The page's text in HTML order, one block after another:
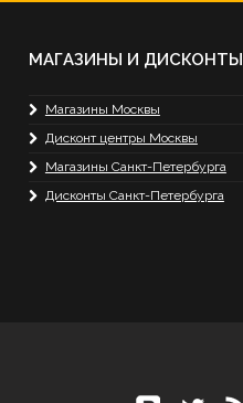
МАГАЗИНЫ И ДИСКОНТЫ
Магазины Москвы
Дисконт центры Москвы
Магазины Санкт-Петербурга
Дисконты Санкт-Петербурга